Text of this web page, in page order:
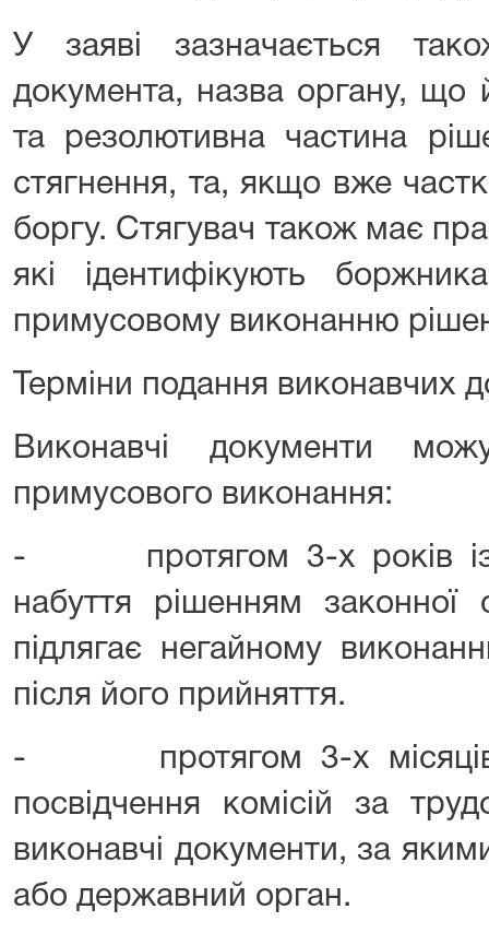
У заяві зазначається
документа, назва органу, що
та резолютивна частина
стягнення, та, якщо вже
боргу. Стягувач також має
які ідентифікують
примусовому виконанню
Терміни подання виконавчих
Виконавчі документи
примусового виконання:
- протягом 3-х років із
набуття рішенням
підлягає негайному
після його прийняття.
- протягом 3-х
посвідчення комісій за
виконавчі документи, за
або державний орган.